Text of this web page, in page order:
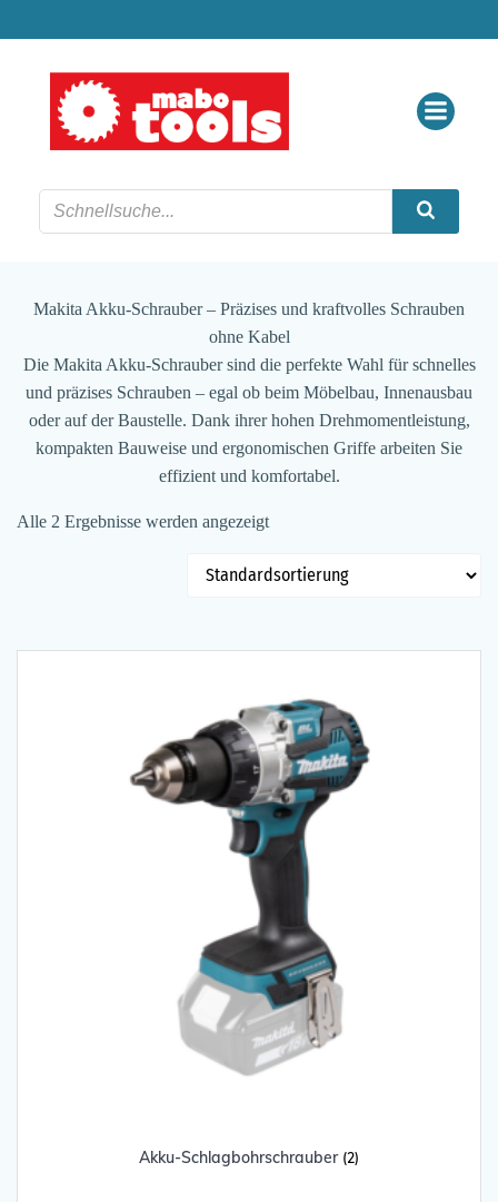
Makita Akku-Schrauber – Präzises und kraftvolles Schrauben
ohne Kabel
Die Makita Akku-Schrauber sind die perfekte Wahl für schnelles
und präzises Schrauben – egal ob beim Möbelbau, Innenausbau
oder auf der Baustelle. Dank ihrer hohen Drehmomentleistung,
kompakten Bauweise und ergonomischen Griffe arbeiten Sie
effizient und komfortabel.
Alle 2 Ergebnisse werden angezeigt
Akku-Schlagbohrschrauber (2)